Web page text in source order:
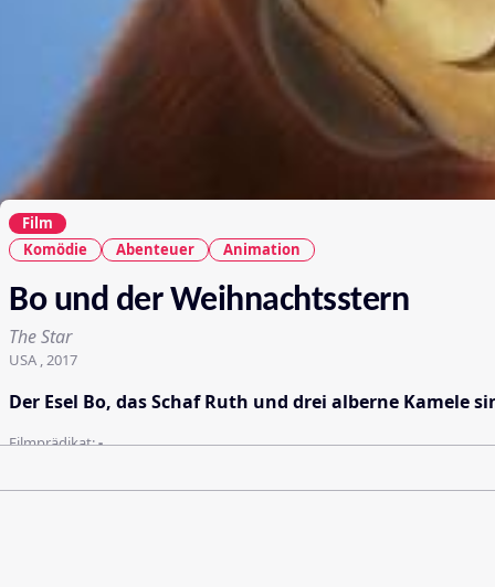
Film
Komödie
Abenteuer Animation
Bo und der Weihnachtsstern
The Star
USA , 2017
Der Esel Bo, das Schaf Ruth und drei alberne
Filmprädikat:-